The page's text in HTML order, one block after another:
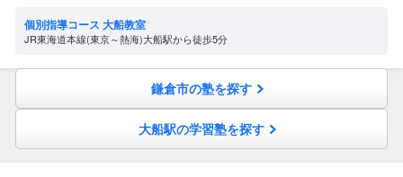
個別指導コース 大船教室
JR東海道本線(東京～熱海)大船駅から徒歩5分
鎌倉市の塾を探す
大船駅の学習塾を探す